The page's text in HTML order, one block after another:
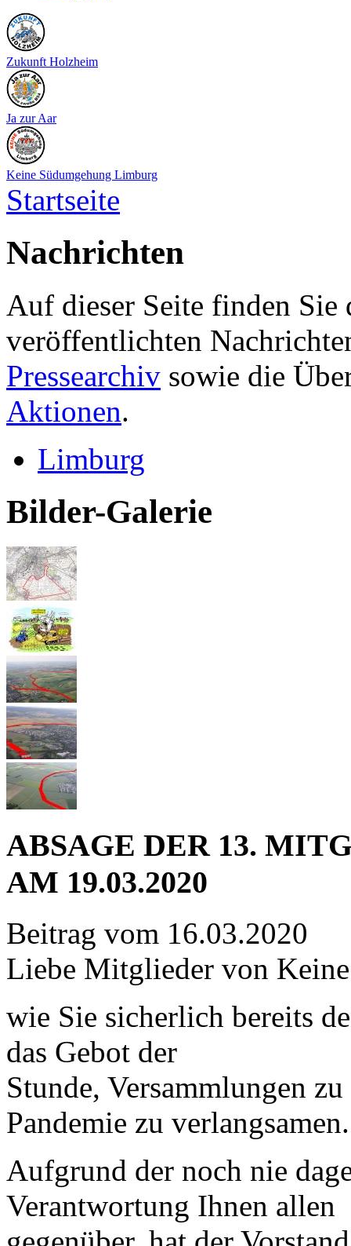
Zukunft Holzheim
Ja zur Aar
Keine Südumgehung Limburg
Startseite
Nachrichten
Auf dieser Seite finden
veröffentlichten
Pressearchiv sowie die
Aktionen.
Limburg
Bilder-Galerie
ABSAGE DER 13.
AM 19.03.2020
Beitrag vom 16.03.2020
Liebe Mitglieder von
wie Sie sicherlich bereits
das Gebot der
Stunde, Versammlungen
Pandemie zu verlangsamen.
Aufgrund der noch nie
Verantwortung Ihnen allen